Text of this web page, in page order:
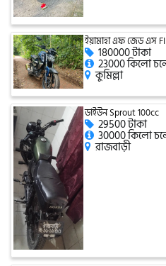
SINSKI
জিংফু
জোনটেস
সিঙ্গার
এফবি মনডিয়াল
ইয়ামাহা এফ জেড এস
180000 টাকা
23000 কিলো
কুমিল্লা
ডাইউন Sprout 100cc
29500 টাকা
30000 কিলো
রাজবাড়ী